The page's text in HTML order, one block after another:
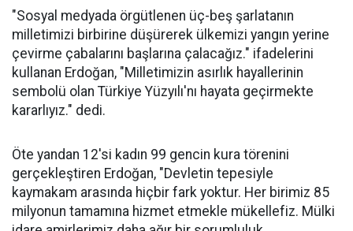
"Sosyal medyada örgütlenen üç-beş şarlatanın
milletimizi birbirine düşürerek ülkemizi yangın yerine
çevirme çabalarını başlarına çalacağız." ifadelerini
kullanan Erdoğan, "Milletimizin asırlık hayallerinin
sembolü olan Türkiye Yüzyılı'nı hayata geçirmekte
kararlıyız." dedi.
Öte yandan 12'si kadın 99 gencin kura törenini
gerçekleştiren Erdoğan, "Devletin tepesiyle
kaymakam arasında hiçbir fark yoktur. Her birimiz 85
milyonun tamamına hizmet etmekle mükellefiz. Mülki